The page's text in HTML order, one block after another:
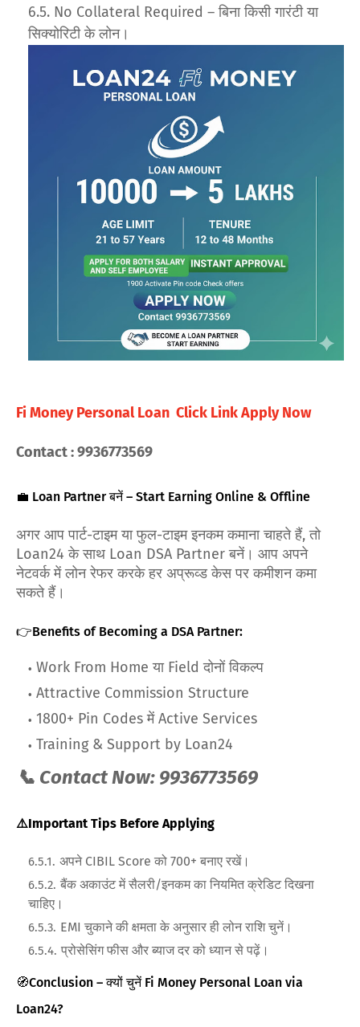
No Collateral Required – बिना किसी गारंटी या
सिक्योरिटी के लोन।
Fi Money Personal Loan Click Link Apply Now
Contact : 9936773569
💼 Loan Partner बनें – Start Earning Online & Offline
अगर आप पार्ट-टाइम या फुल-टाइम इनकम कमाना चाहते हैं, तो
Loan24 के साथ Loan DSA Partner बनें। आप अपने
नेटवर्क में लोन रेफर करके हर अप्रूव्ड केस पर कमीशन कमा
सकते हैं।
👉Benefits of Becoming a DSA Partner:
Work From Home या Field दोनों विकल्प
Attractive Commission Structure
1800+ Pin Codes में Active Services
Training & Support by Loan24
📞 Contact Now: 9936773569
⚠️Important Tips Before Applying
अपने CIBIL Score को 700+ बनाए रखें।
बैंक अकाउंट में सैलरी/इनकम का नियमित क्रेडिट दिखना
चाहिए।
EMI चुकाने की क्षमता के अनुसार ही लोन राशि चुनें।
प्रोसेसिंग फीस और ब्याज दर को ध्यान से पढ़ें।
🧭Conclusion – क्यों चुनें Fi Money Personal Loan via
Loan24?